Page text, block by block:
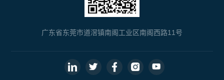
广东省东莞市道滘镇南阁工业区南阁西路11号